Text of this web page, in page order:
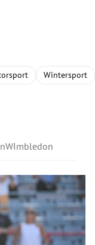
Wintersport
WImbledon